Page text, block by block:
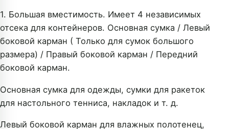
1. Большая вместимость. Имеет 4 независимых
отсека для контейнеров. Основная сумка / Левый
боковой карман ( Только для сумок большого
размера) / Правый боковой карман / Передний
боковой карман.
Основная сумка для одежды, сумки для ракеток
для настольного тенниса, накладок и т. д.
Левый боковой карман для влажных полотенец,